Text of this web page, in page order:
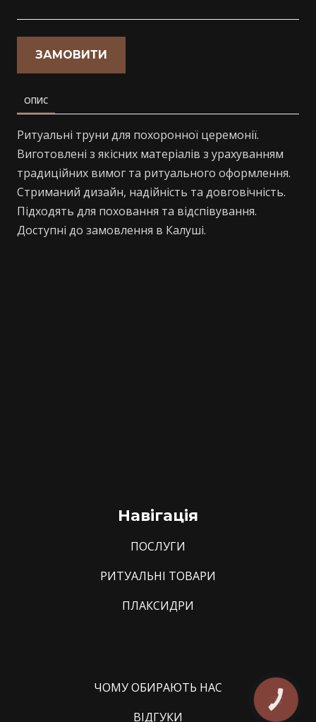
ЗАМОВИТИ
ОПИС
Ритуальні труни для похоронної церемонії.
Виготовлені з якісних матеріалів з урахуванням
традиційних вимог та ритуального оформлення.
Стриманий дизайн, надійність та довговічність.
Підходять для поховання та відспівування.
Доступні до замовлення в Калуші.
Навігація
ПОСЛУГИ
РИТУАЛЬНІ ТОВАРИ
ПЛАКСИДРИ
ЧОМУ ОБИРАЮТЬ НАС
ВІДГУКИ
КНОПКА
ЗВ'ЯЗКУ